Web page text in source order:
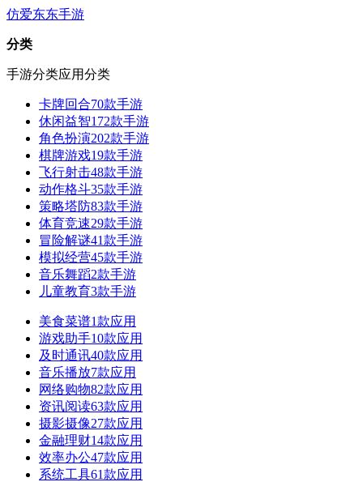
仿爱东东手游
分类
手游分类应用分类
卡牌回合70款手游
休闲益智172款手游
角色扮演202款手游
棋牌游戏19款手游
飞行射击48款手游
动作格斗35款手游
策略塔防83款手游
体育竞速29款手游
冒险解谜41款手游
模拟经营45款手游
音乐舞蹈2款手游
儿童教育3款手游
美食菜谱1款应用
游戏助手10款应用
及时通讯40款应用
音乐播放7款应用
网络购物82款应用
资讯阅读63款应用
摄影摄像27款应用
金融理财14款应用
效率办公47款应用
系统工具61款应用